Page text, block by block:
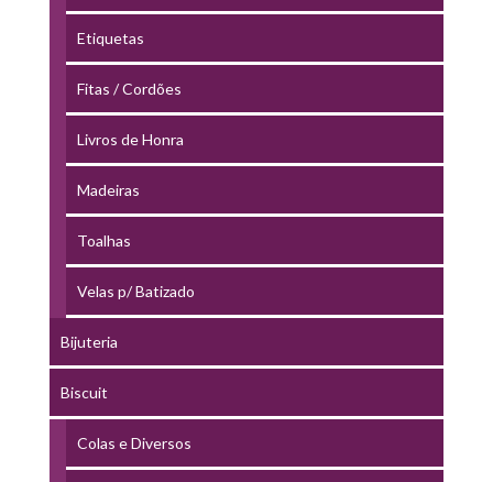
Etiquetas
Fitas / Cordões
Livros de Honra
Madeiras
Toalhas
Velas p/ Batizado
Bijuteria
Biscuit
Colas e Diversos